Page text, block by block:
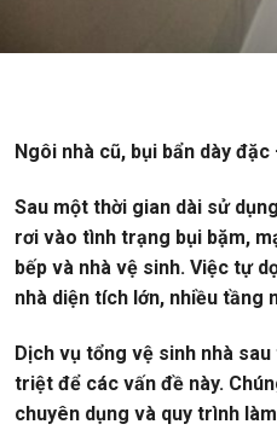
Ngôi nhà cũ, bụi bẩn dày
Sau một thời gian dài sử
rơi vào tình trạng bụi bặm,
bếp và nhà vệ sinh. Việc tự
nhà diện tích lớn, nhiều tầng
Dịch vụ tổng vệ sinh nhà
triệt để các vấn đề này.
chuyên dụng và quy trình